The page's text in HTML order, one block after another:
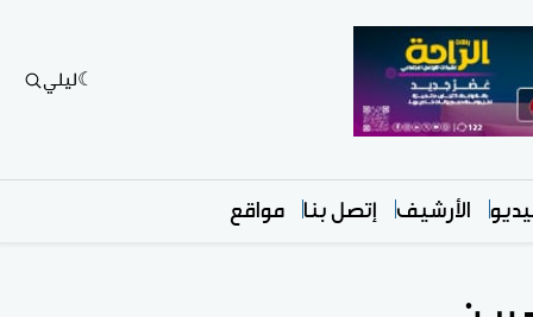
ليلي
الأرشيف إتصل بنا مواقع